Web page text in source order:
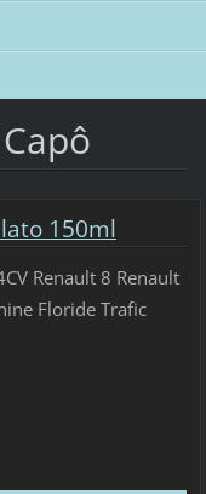
150ml
Renault 8 Renault
Floride Trafic